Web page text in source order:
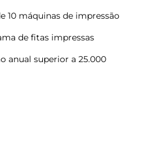
10 máquinas de impressão
de fitas impressas
anual superior a 25.000